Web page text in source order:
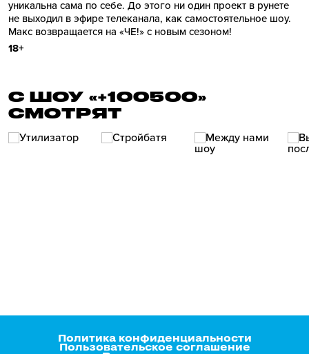
уникальна сама по себе. До этого ни один проект в рунете
не выходил в эфире телеканала, как самостоятельное шоу.
Макс возвращается на «ЧЕ!» с новым сезоном!
18+
С ШОУ «+100500»
СМОТРЯТ
Политика конфиденциальности
Пользовательское соглашение